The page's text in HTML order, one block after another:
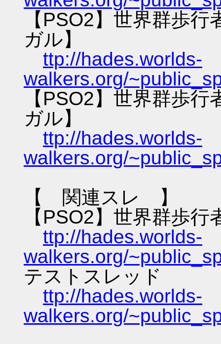
【PSO2】世界群歩
ガル】
ttp://hades.worlds-
walkers.org/
【PSO2】世界群歩
ガル】
ttp://hades.worlds-
walkers.org/
【 関連スレ 】
【PSO2】世界群歩
ttp://hades.worlds-
walkers.org/
テストスレッド
ttp://hades.worlds-
walkers.org/